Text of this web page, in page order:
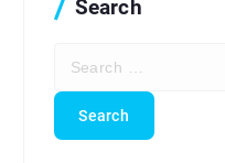
Search
a